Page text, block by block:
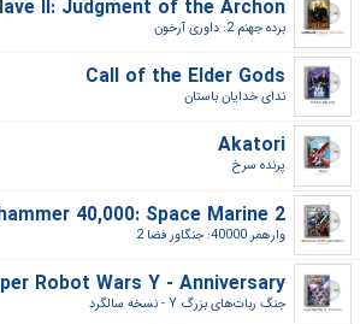
II: Judgment of the Archon
برده جهنم 2: داوری آرخون‎
Call of the Elder Gods
ندای خدایان باستان‎
Akatori
پرنده سرخ‎
40,000: Space Marine 2
وارهمر 40000: جنگاور فضا 2‎
Robot Wars Y - Anniversary
جنگ ربات‌های بزرگ Y - نسخه سالگرد‎